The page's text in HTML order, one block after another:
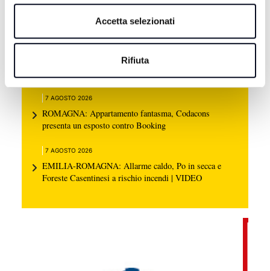
Accetta selezionati
Rifiuta
7 AGOSTO 2026
BOLOGNA: Scomparsa Guccini, Comune proclama
7 AGOSTO 2026
ROMAGNA: Appartamento fantasma, Codacons
presenta un esposto contro Booking
7 AGOSTO 2026
EMILIA-ROMAGNA: Allarme caldo, Po in secca e
Foreste Casentinesi a rischio incendi | VIDEO